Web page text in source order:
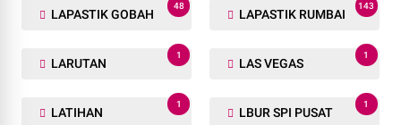
LAPASTIK GOBAH
48
LAPASTIK RUMBAI
143
LARUTAN
1
LAS VEGAS
1
LATIHAN
1
LBUR SPI PUSAT
1